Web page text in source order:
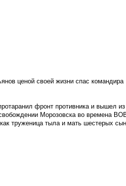
ценой своей жизни спас командира
фронт противника и вышел
Морозовска во времена
труженица тыла и мать шестерых